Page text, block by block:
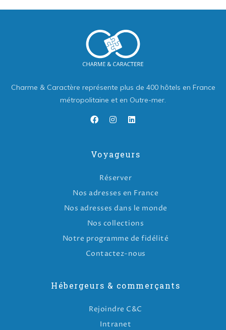
Charme & Caractère représente plus de 400 hôtels en France
métropolitaine et en Outre-mer.
Voyageurs
Réserver
Nos adresses en France
Nos adresses dans le monde
Nos collections
Notre programme de fidélité
Contactez-nous
Hébergeurs & commerçants
Rejoindre C&C
Intranet